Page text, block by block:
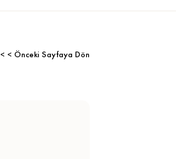
< < Önceki Sayfaya Dön